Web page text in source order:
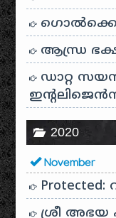
ആന്ധ്ര
ഡാറ്റ
2020
November
Protected:
ശ്രീ അഭയ